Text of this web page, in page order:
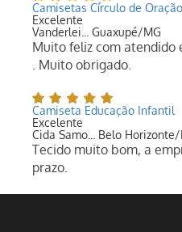
Camisetas Círculo de
Excelente
Vanderlei... Guaxupé/MG
Muito feliz com atendido
. Muito obrigado.
Camiseta Educação Infantil
Excelente
Cida Samo... Belo Horizonte/
Tecido muito bom, a
prazo.